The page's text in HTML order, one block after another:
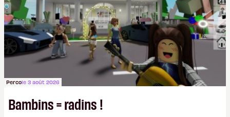
Percole 3 août 2026
Bambins = radins !